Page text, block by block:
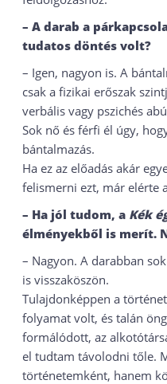
– A darab a
tudatos döntés volt?
– Igen, nagyon is. A
csak a fizikai erőszak
verbális vagy pszichés
Sok nő és férfi él úgy,
bántalmazás.
Ha ez az előadás akár
felismerni ezt, már elérte
– Ha jól tudom, a Kék
élményekből is merít.
– Nagyon. A darabban
is visszaköszön.
Tulajdonképpen a
folyamat volt, és talán
formálódott, az
el tudtam távolodni tőle.
történetemként, hanem